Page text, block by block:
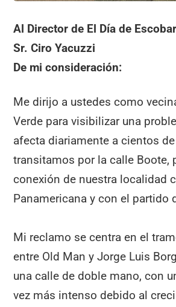
Al Director de El Día de Escobar
Sr. Ciro Yacuzzi
De mi consideración:
Me dirijo a ustedes como
Verde para visibilizar una
afecta diariamente a cientos
transitamos por la calle Boote,
conexión de nuestra localidad
Panamericana y con el partido
Mi reclamo se centra en el
entre Old Man y Jorge Luis
una calle de doble mano, con
vez más intenso debido al